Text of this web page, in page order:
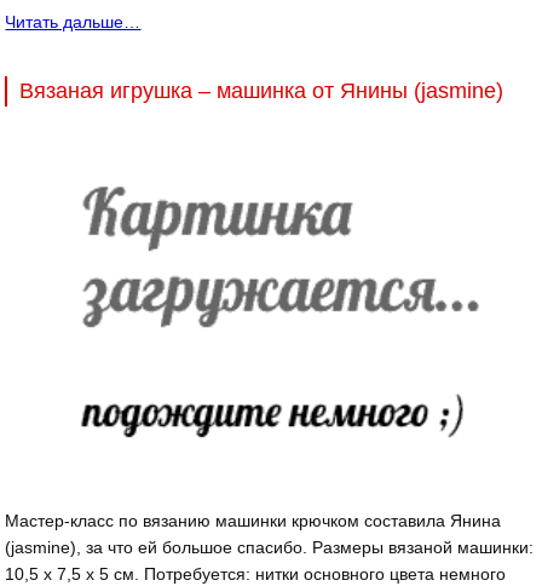
Читать дальше…
Вязаная игрушка – машинка от Янины (jasmine)
Мастер-класс по вязанию машинки крючком составила Янина
(jasmine), за что ей большое спасибо. Размеры вязаной машинки:
10,5 х 7,5 х 5 см. Потребуется: нитки основного цвета немного